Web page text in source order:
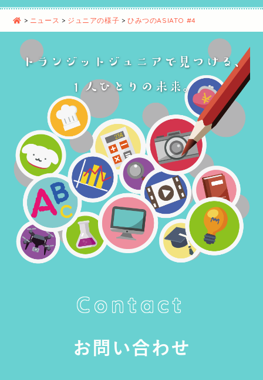
> ニュース > ジュニアの様子 >ひみつのASIATO #4
Contact
お問い合わせ